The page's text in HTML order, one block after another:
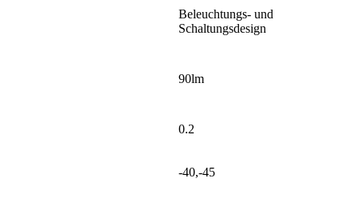
Beleuchtungs- und
Schaltungsdesign
90lm
0.2
-40,-45